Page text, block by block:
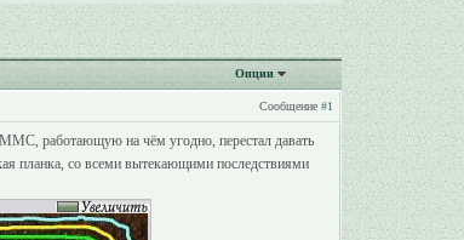
Опции
Сообщение #1
работающую на чём угодно, перестал давать
планка, со всеми вытекающими последствиями